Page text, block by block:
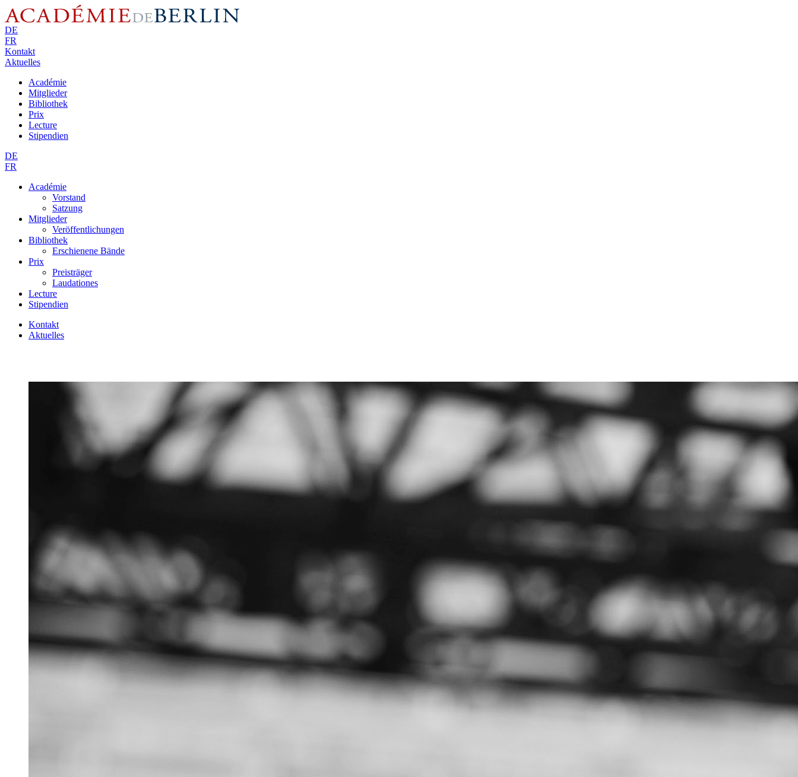
DE
FR
Kontakt
Aktuelles
Académie
Mitglieder
Bibliothek
Prix
Lecture
Stipendien
DE
FR
Académie
Vorstand
Satzung
Mitglieder
Veröffentlichungen
Bibliothek
Erschienene Bände
Prix
Preisträger
Laudationes
Lecture
Stipendien
Kontakt
Aktuelles